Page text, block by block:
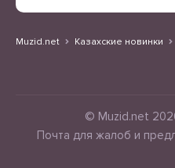
Muzid.net Казахские новинки
© Muzid.net
Почта для жалоб и